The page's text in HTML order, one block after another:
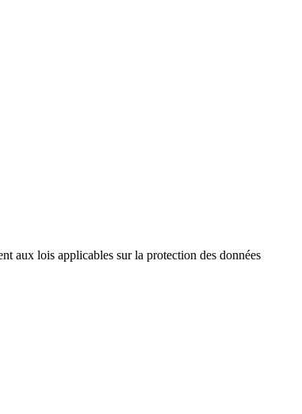
aux lois applicables sur la protection des données